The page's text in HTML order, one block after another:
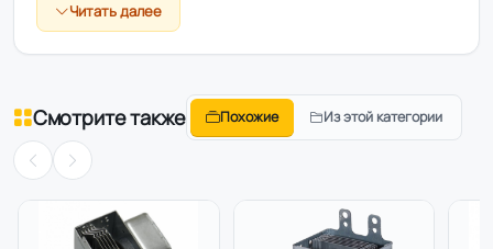
Читать далее
Смотрите также Похожие Из этой категории